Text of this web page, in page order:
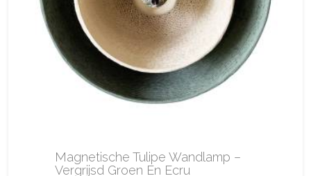
Magnetische Tulipe Wandlamp –
Vergrijsd Groen En Ecru